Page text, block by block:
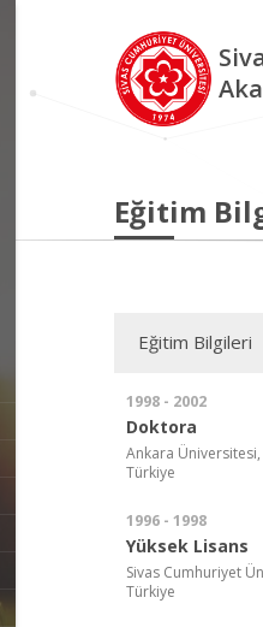
Eğitim
Eğitim Bilgileri
1998 - 2002
Doktora
Ankara
Türkiye
1996 - 1998
Yüksek Lisans
Sivas Cumhuriyet
Türkiye